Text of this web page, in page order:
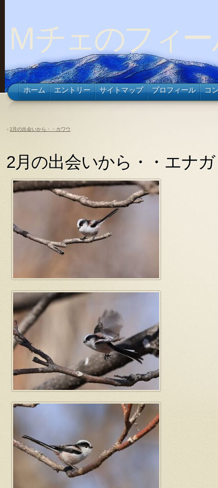
Ｍチェのフィ
ホーム エントリー サイトマップ プロフィール コ
« 2月の出会いから・・カワウ
2月の出会いから・・エナガ